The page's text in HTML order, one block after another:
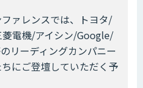
ァレンスでは、トヨタ/
電機/アイシン/Google/
リーディングカンパニー
にご登壇していただく予